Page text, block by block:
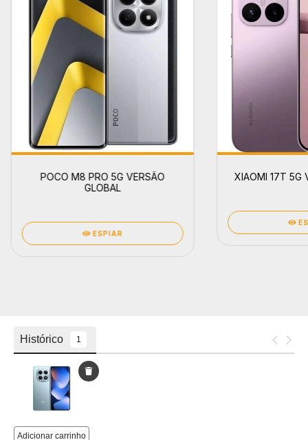
POCO M8 PRO 5G VERSÃO
GLOBAL
ESPIAR
XIAOMI 17T 5G